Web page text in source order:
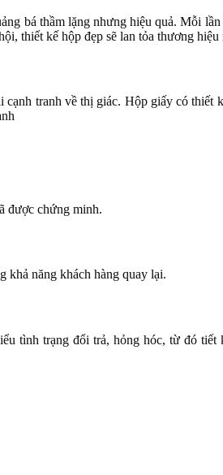
bá thầm lặng nhưng hiệu quả. Mỗi
thiết kế hộp đẹp sẽ lan tỏa thương hiệu
tranh về thị giác. Hộp giấy có thiết
được chứng minh.
khả năng khách hàng quay lại.
tình trạng đổi trả, hỏng hóc, từ đó tiết